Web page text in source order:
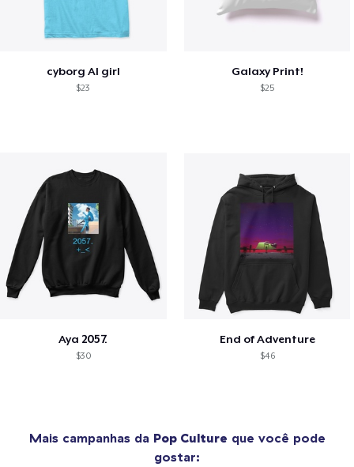
cyborg AI girl
$23
Galaxy Print!
$25
Aya 2057.
$30
End of Adventure
$46
Mais campanhas da Pop Culture que você pode
gostar: